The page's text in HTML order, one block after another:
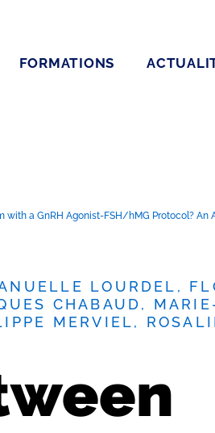
FORMATIONS
a GnRH Agonist-FSH/hMG Protocol? An
LOURDEL,
CHABAUD,
MERVIEL,